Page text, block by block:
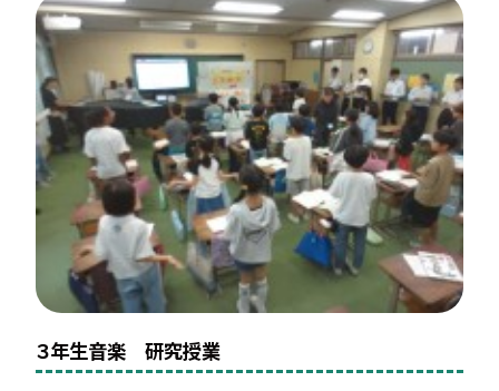
３年生音楽 研究授業